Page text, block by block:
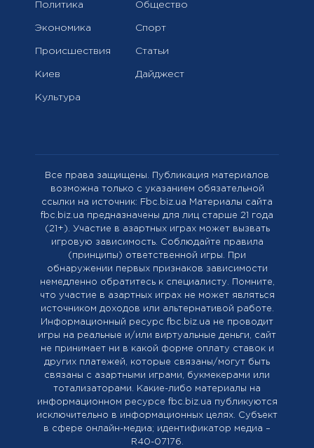
Политика
Экономика
Происшествия
Киев
Культура
Общество
Спорт
Статьи
Дайджест
Все права защищены. Публикация материалов
возможна только с указанием обязательной
ссылки на источник: Fbc.biz.ua Материалы сайта
fbc.biz.ua предназначены для лиц старше 21 года
(21+). Участие в азартных играх может вызвать
игровую зависимость. Соблюдайте правила
(принципы) ответственной игры. При
обнаружении первых признаков зависимости
немедленно обратитесь к специалисту. Помните,
что участие в азартных играх не может являться
источником доходов или альтернативой работе.
Информационный ресурс fbc.biz.ua не проводит
игры на реальные и/или виртуальные деньги, сайт
не принимает ни в какой форме оплату ставок и
других платежей, которые связаны/могут быть
связаны с азартными играми, букмекерами или
тотализаторами. Какие-либо материалы на
информационном ресурсе fbc.biz.ua публикуются
исключительно в информационных целях. Cубъект
в сфере онлайн-медиа; идентификатор медиа –
R40-07176.